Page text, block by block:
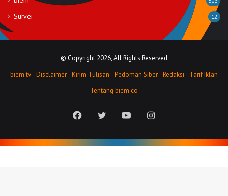
Survei 12
© Copyright 2026, All Rights Reserved
biem.tv Disclaimer Kirim Tulisan Pedoman Siber Redaksi
Tarif Iklan
Tentang biem.co
FacebookTwitter YouTubeInstagram